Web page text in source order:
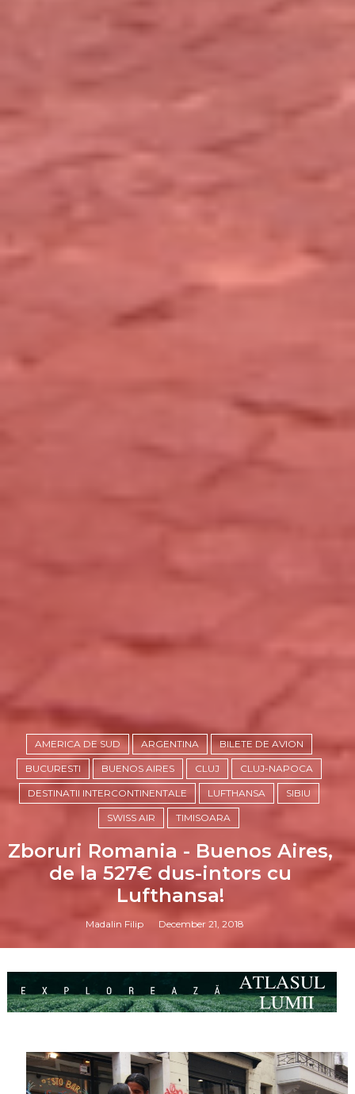
AMERICA DE SUD ARGENTINA BILETE DE AVION
BUCURESTI BUENOS AIRES CLUJ CLUJ-NAPOCA
DESTINATII INTERCONTINENTALE LUFTHANSA SIBIU
SWISS AIR TIMISOARA
Zboruri Romania - Buenos Aires,
de la 527€ dus-intors cu
Lufthansa!
Madalin Filip December 21, 2018